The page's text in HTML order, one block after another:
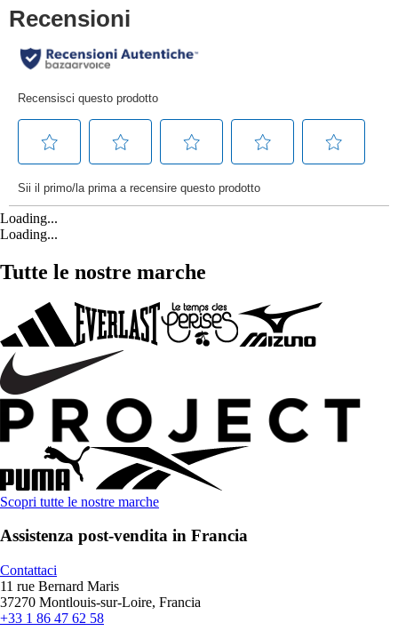
Loading...
Loading...
Tutte le nostre marche
Scopri tutte le nostre marche
Assistenza post-vendita in Francia
Contattaci
11 rue Bernard Maris
37270 Montlouis-sur-Loire, Francia
+33 1 86 47 62 58